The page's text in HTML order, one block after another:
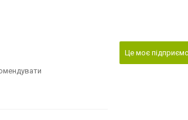
Це моє